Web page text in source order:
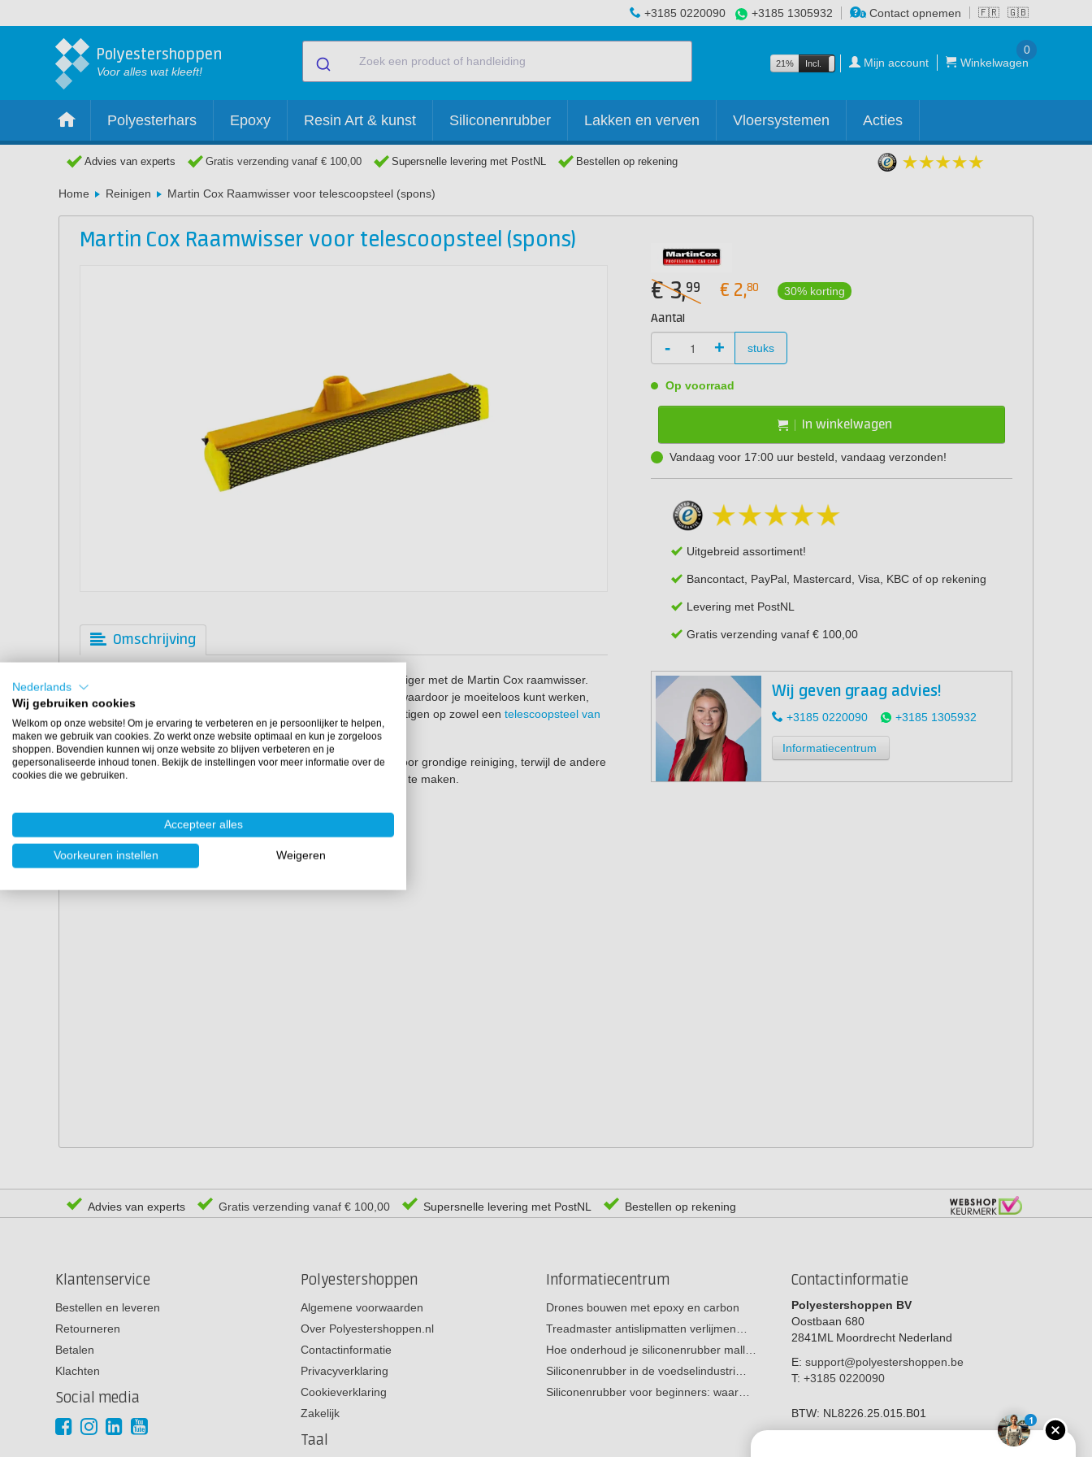
🇫🇷 🇬🇧
+3185 0220090 +3185 1305932 Contact opnemen
Polyestershoppen
Voor alles wat kleeft!
21% Incl. Excl. Mijn account Winkelwagen
0
Polyesterhars Epoxy Resin Art & kunst Siliconenrubber Lakken en verven Vloersystemen Acties
Advies van experts Gratis verzending vanaf € 100,00 Supersnelle levering met PostNL Bestellen op rekening
Home Reinigen Martin Cox Raamwisser voor telescoopsteel (spons)
Martin Cox Raamwisser voor telescoopsteel (spons)
Omschrijving
Maak het schoonmaken van ramen op grotere hoogte eenvoudiger met de Martin Cox raamwisser.
Deze compacte en lichtgewicht wisser biedt optimale precisie, waardoor je moeiteloos kunt werken,
zelfs op grotere hoogten. De raamwisser is eenvoudig te bevestigen op zowel een telescoopsteel van
2,5 meterals eentelescoopsteel van 3 meter.
Aan de ene kant van de wisser bevindt zich een harde spons voor grondige reiniging, terwijl de andere
kant is uitgerust met een wisser om de ramen streeploos droog te maken.
€ 2,80
€3,99 30% korting
Aantal
- + stuks
Op voorraad
In winkelwagen
Vandaag voor 17:00 uur besteld, vandaag verzonden!
Uitgebreid assortiment!
Bancontact, PayPal, Mastercard, Visa, KBC of op rekening
Levering met PostNL
Gratis verzending vanaf € 100,00
Wij geven graag advies!
+3185 0220090 +3185 1305932
Informatiecentrum
Advies van experts Gratis verzending vanaf € 100,00 Supersnelle levering met PostNL Bestellen op rekening
Klantenservice
Bestellen en leveren
Retourneren
Betalen
Klachten
Social media
Polyestershoppen
Algemene voorwaarden
Over Polyestershoppen.nl
Contactinformatie
Privacyverklaring
Cookieverklaring
Zakelijk
Taal
Informatiecentrum
Drones bouwen met epoxy en carbon
Treadmaster antislipmatten verlijmen…
Hoe onderhoud je siliconenrubber mall…
Siliconenrubber in de voedselindustri…
Siliconenrubber voor beginners: waar…
Contactinformatie
Polyestershoppen BV
Oostbaan 680
2841ML Moordrecht Nederland
E: support@polyestershoppen.be
T: +3185 0220090
BTW: NL8226.25.015.B01
Nederlands
Wij gebruiken cookies
Welkom op onze website! Om je ervaring te verbeteren en je persoonlijker te helpen,
maken we gebruik van cookies. Zo werkt onze website optimaal en kun je zorgeloos
shoppen. Bovendien kunnen wij onze website zo blijven verbeteren en je
gepersonaliseerde inhoud tonen. Bekijk de instellingen voor meer informatie over de
cookies die we gebruiken.
Accepteer alles
Voorkeuren instellen Weigeren
1